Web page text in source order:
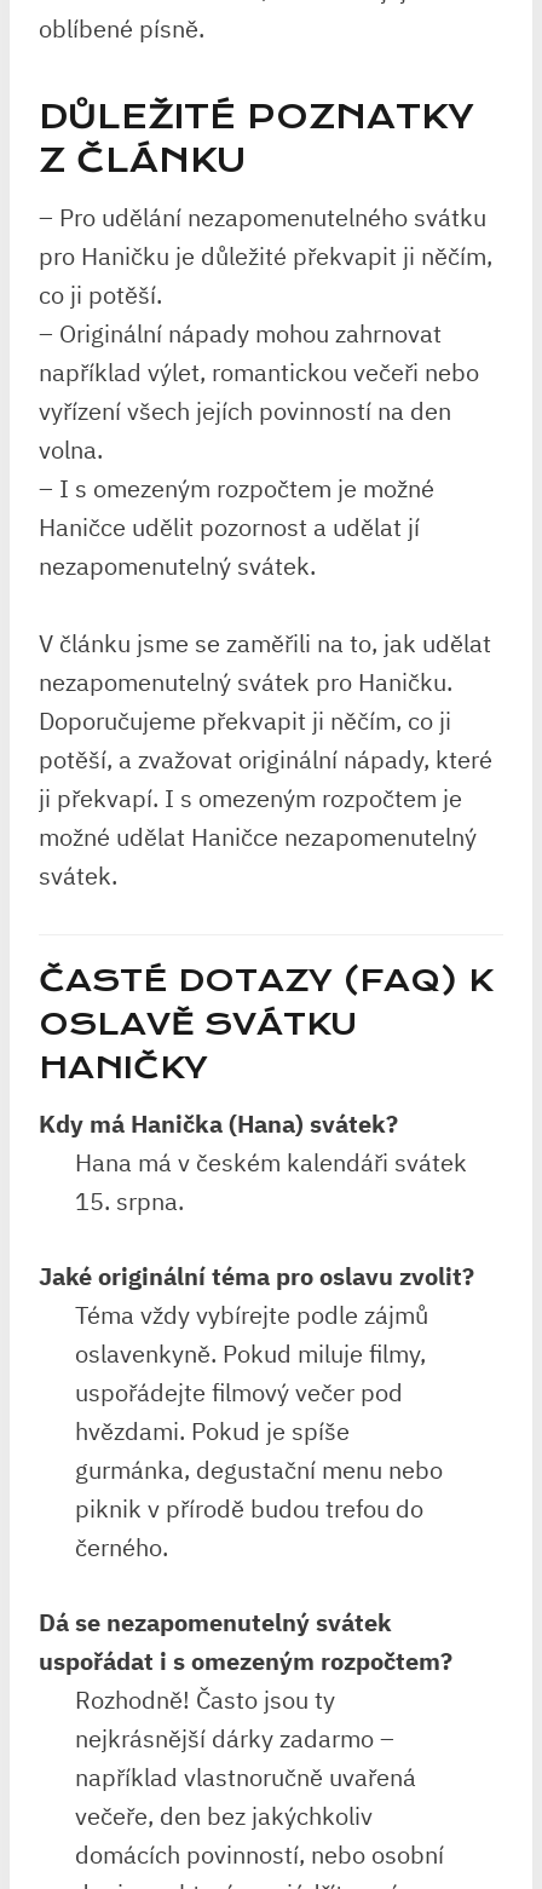
oblíbené písně.
DŮLEŽITÉ POZNATKY
Z ČLÁNKU
– Pro udělání nezapomenutelného svátku
pro Haničku je důležité překvapit ji něčím,
co ji potěší.
– Originální nápady mohou zahrnovat
například výlet, romantickou večeři nebo
vyřízení všech jejích povinností na den
volna.
– I s omezeným rozpočtem je možné
Haničce udělit pozornost a udělat jí
nezapomenutelný svátek.
V článku jsme se zaměřili na to, jak udělat
nezapomenutelný svátek pro Haničku.
Doporučujeme překvapit ji něčím, co ji
potěší, a zvažovat originální nápady, které
ji překvapí. I s omezeným rozpočtem je
možné udělat Haničce nezapomenutelný
svátek.
ČASTÉ DOTAZY (FAQ) K
OSLAVĚ SVÁTKU
HANIČKY
Kdy má Hanička (Hana) svátek?
Hana má v českém kalendáři svátek
15. srpna.
Jaké originální téma pro oslavu zvolit?
Téma vždy vybírejte podle zájmů
oslavenkyně. Pokud miluje filmy,
uspořádejte filmový večer pod
hvězdami. Pokud je spíše
gurmánka, degustační menu nebo
piknik v přírodě budou trefou do
černého.
Dá se nezapomenutelný svátek
uspořádat i s omezeným rozpočtem?
Rozhodně! Často jsou ty
nejkrásnější dárky zadarmo –
například vlastnoručně uvařená
večeře, den bez jakýchkoliv
domácích povinností, nebo osobní